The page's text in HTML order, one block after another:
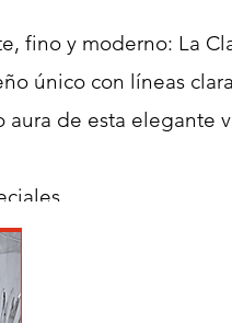
fino y moderno: La
único con líneas
aura de esta elegante